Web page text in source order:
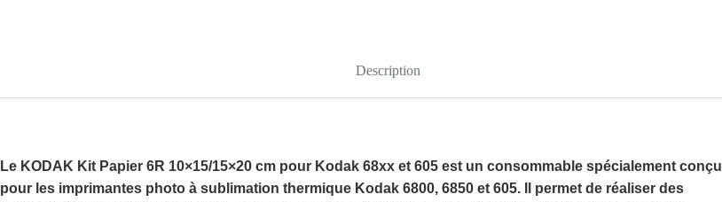
Description
Le KODAK Kit Papier 6R 10×15/15×20 cm pour Kodak 68xx et 605 est un consommable spécialement conçu
pour les imprimantes photo à sublimation thermique Kodak 6800, 6850 et 605. Il permet de réaliser des